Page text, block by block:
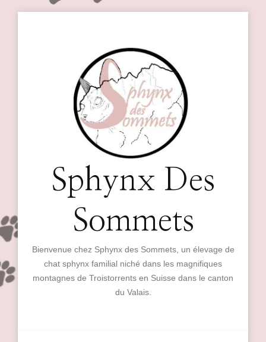
Sphynx Des
Sommets
Bienvenue chez Sphynx des Sommets, un élevage de
chat sphynx familial niché dans les magnifiques
montagnes de Troistorrents en Suisse dans le canton
du Valais.